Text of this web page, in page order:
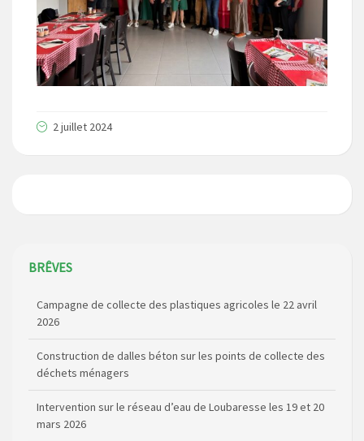
2 juillet 2024
BRÊVES
Campagne de collecte des plastiques agricoles le 22 avril
2026
Construction de dalles béton sur les points de collecte des
déchets ménagers
Intervention sur le réseau d’eau de Loubaresse les 19 et 20
mars 2026